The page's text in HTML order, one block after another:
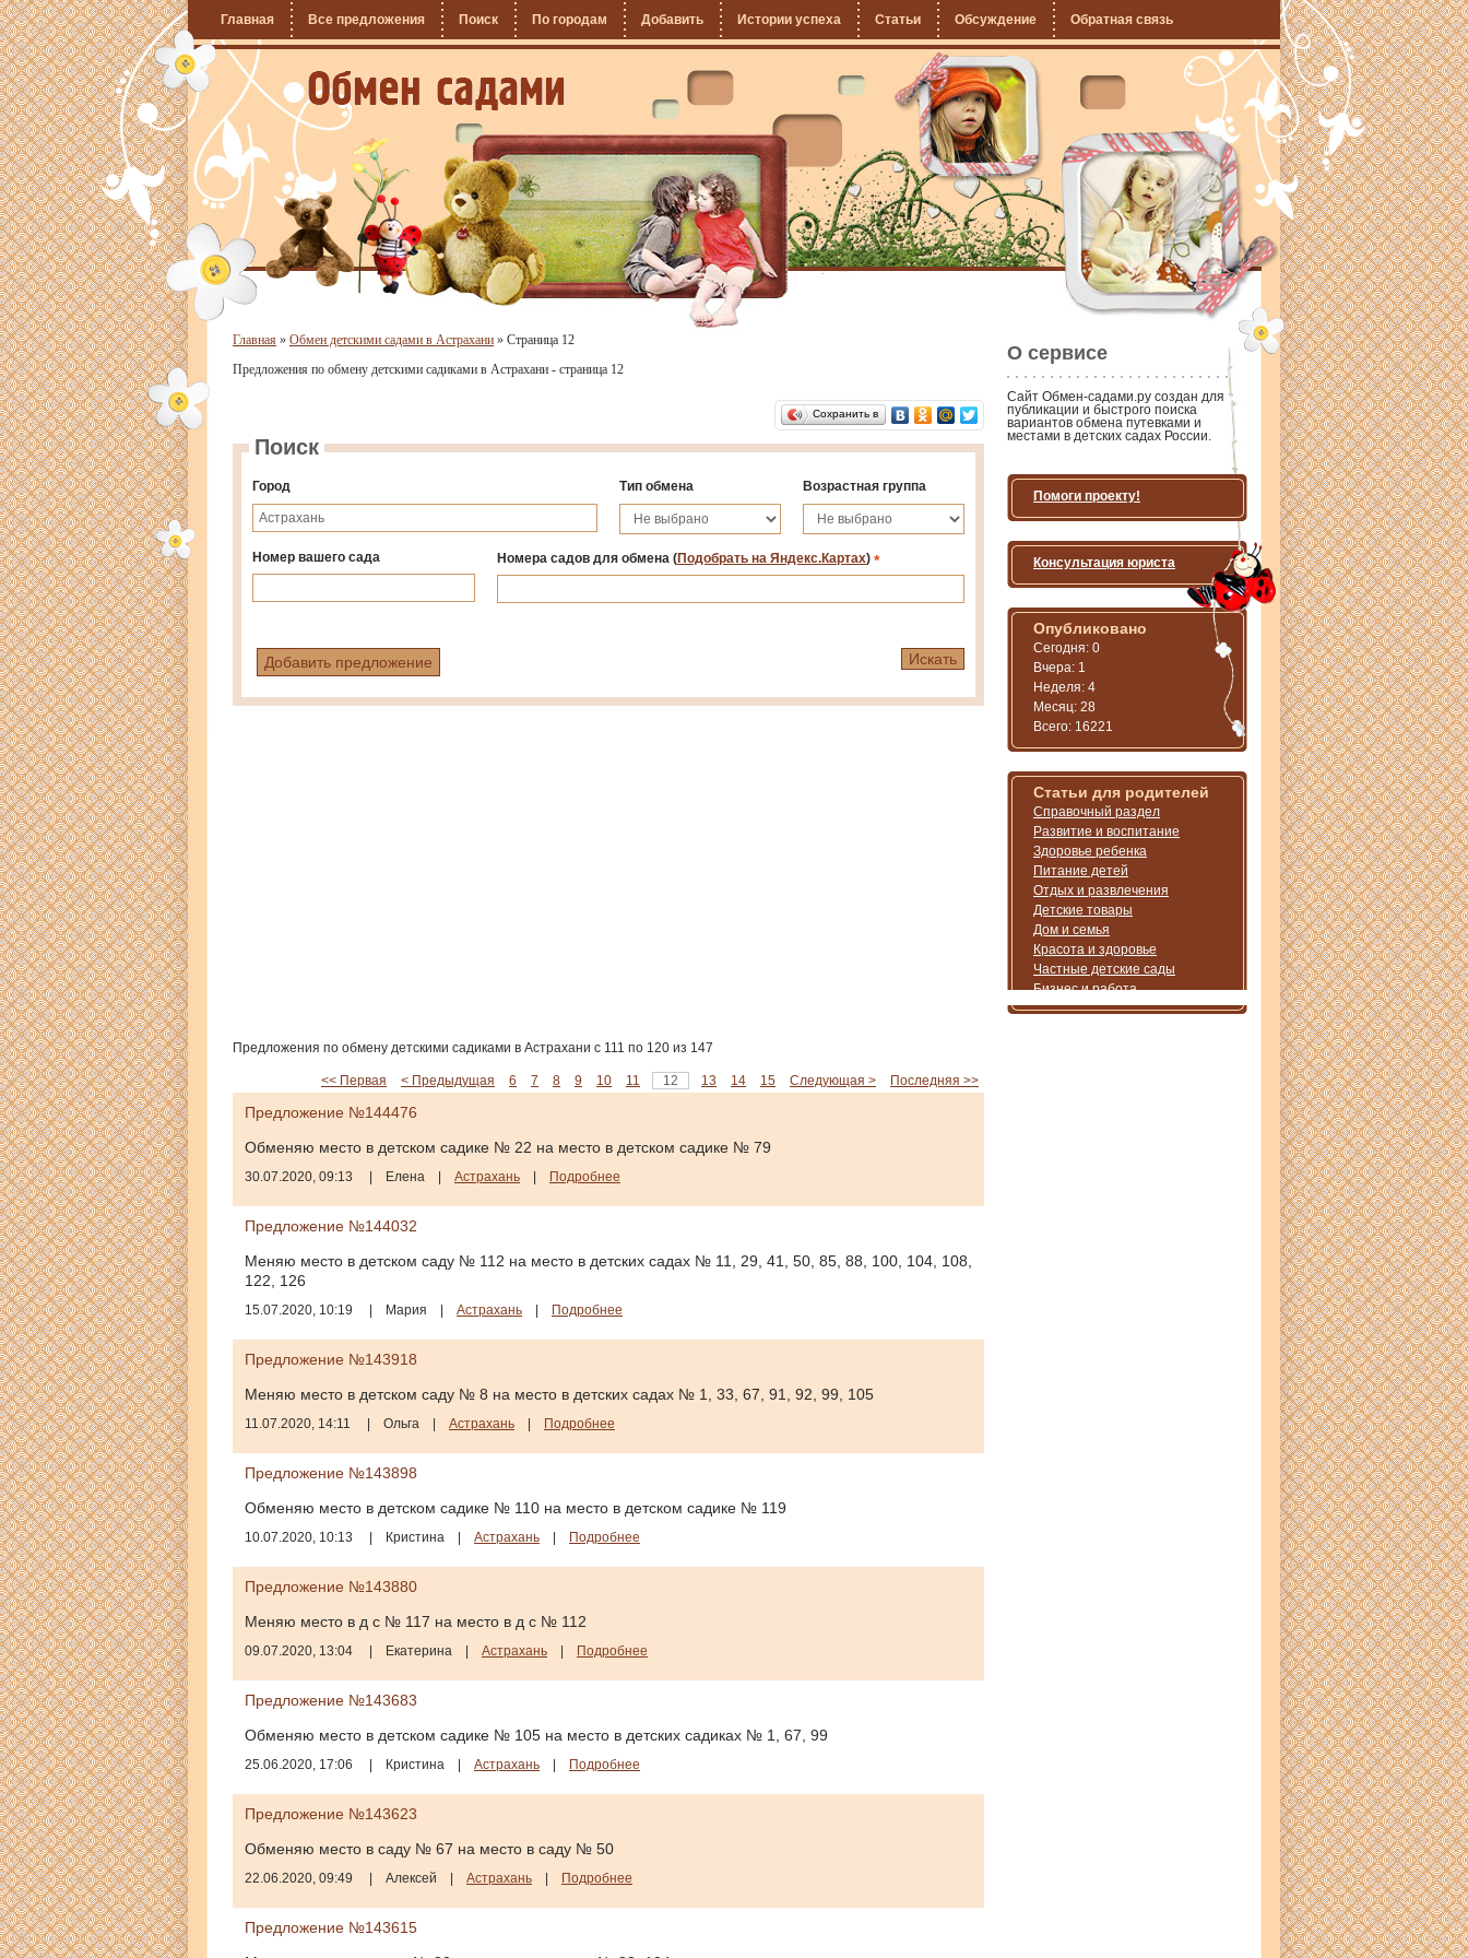
Главная Все предложения Поиск По городам Добавить Истории успеха Статьи Обсуждение Обратная связь
Главная » Обмен детскими садами в Астрахани » Страница 12
Предложения по обмену детскими садиками в Астрахани - страница 12
Сохранить в
Поиск
Город Тип обмена Возрастная группа
Номер вашего сада Номера садов для обмена(Подобрать на Яндекс.Картах)*
Добавить предложение
Предложения по обмену детскими садиками в Астрахани с 111 по 120 из 147
<< Первая < Предыдущая 6 7 8 9 10 11 12 13 14 15 Следующая > Последняя >>
Предложение №144476
Обменяю место в детском садике № 22 на место в детском садике № 79
30.07.2020, 09:13 Елена Астрахань Подробнее
Предложение №144032
Меняю место в детском саду № 112 на место в детских садах № 11, 29, 41, 50, 85, 88, 100, 104, 108,
122, 126
15.07.2020, 10:19 Мария Астрахань Подробнее
Предложение №143918
Меняю место в детском саду № 8 на место в детских садах № 1, 33, 67, 91, 92, 99, 105
11.07.2020, 14:11 Ольга Астрахань Подробнее
Предложение №143898
Обменяю место в детском садике № 110 на место в детском садике № 119
10.07.2020, 10:13 Кристина Астрахань Подробнее
Предложение №143880
Меняю место в д с № 117 на место в д с № 112
09.07.2020, 13:04 Екатерина Астрахань Подробнее
Предложение №143683
Обменяю место в детском садике № 105 на место в детских садиках № 1, 67, 99
25.06.2020, 17:06 Кристина Астрахань Подробнее
Предложение №143623
Обменяю место в саду № 67 на место в саду № 50
22.06.2020, 09:49 Алексей Астрахань Подробнее
Предложение №143615
О сервисе
Сайт Обмен-садами.ру создан для
публикации и быстрого поиска
вариантов обмена путевками и
местами в детских садах России.
Помоги проекту!
Консультация юриста
Опубликовано
Сегодня: 0
Вчера: 1
Неделя: 4
Месяц: 28
Всего: 16221
Статьи для родителей
Справочный раздел
Развитие и воспитание
Здоровье ребенка
Питание детей
Отдых и развлечения
Детские товары
Дом и семья
Красота и здоровье
Частные детские сады
Бизнес и работа